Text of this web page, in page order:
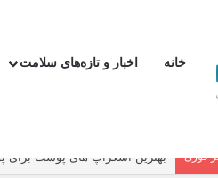
خانه اخبار و تازه‌های سلامت
فوری چطور فشار خون بالا را کنترل